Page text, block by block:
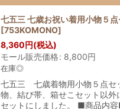
七五三 七歳お祝い着用小物５点
[753KOMONO]
8,360円(税込)
モール販売価格: 8,800円
在庫◎
七五三 七歳着物用小物５点セ
物、結び帯、箱せこセット以外
セットにしました。 ■商品内